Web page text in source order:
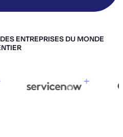
ENTREPRISES DU MONDE